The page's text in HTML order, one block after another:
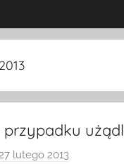
przypadku
lutego 2013